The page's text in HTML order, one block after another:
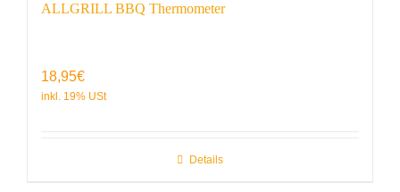
ALLGRILL BBQ Thermometer
18,95€
Details